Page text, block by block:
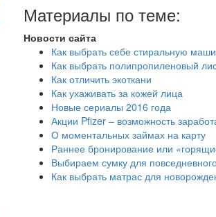
Материалы по теме:
Новости сайта
Как выбрать себе стиральную
Как выбрать полипропиленовый
Как отличить экоткани
Как ухаживать за кожей лица
Новые сериалы 2016 года
Акции Pfizer – возможность
О моментальных займах на карту
Раннее бронирование или
Выбираем сумку для
Как выбрать матрас для